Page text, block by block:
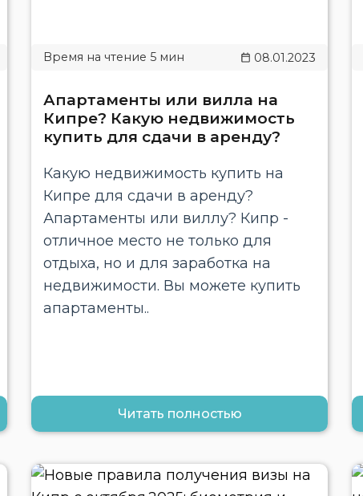
08.01.2023
Апартаменты или вилла на
Кипре? Какую недвижимость
купить для сдачи в аренду?
Какую недвижимость купить на
Кипре для сдачи в аренду?
Апартаменты или виллу? Кипр -
отличное место не только для
отдыха, но и для заработка на
недвижимости. Вы можете купить
апартаменты..
Читать полностью